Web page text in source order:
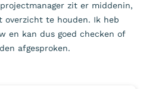
zit er middenin,
overzicht te houden. Ik heb
en kan dus goed checken of
afgesproken.